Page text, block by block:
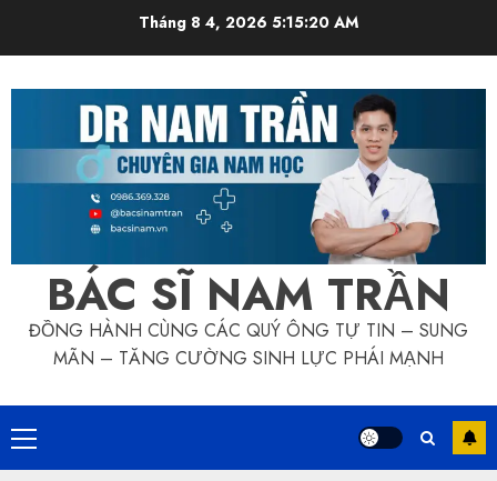
Tháng 8 4, 20265:15:21 AM
BÁC SĨ NAM TRẦN
ĐỒNG HÀNH CÙNG CÁC QUÝ ÔNG TỰ TIN – SUNG
MÃN – TĂNG CƯỜNG SINH LỰC PHÁI MẠNH
Primary
Menu